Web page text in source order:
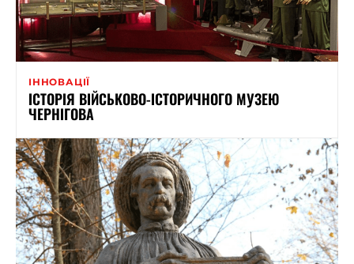
ІННОВАЦІЇ
ІСТОРІЯ ВІЙСЬКОВО-ІСТОРИЧНОГО МУЗЕЮ
ЧЕРНІГОВА